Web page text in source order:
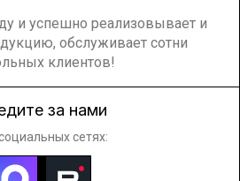
и успешно реализовывает и
обслуживает сотни
клиентов!
за нами
сетях: